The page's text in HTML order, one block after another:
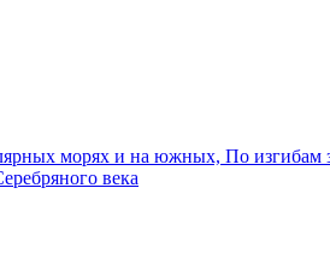
морях и на южных, По изгибам
века